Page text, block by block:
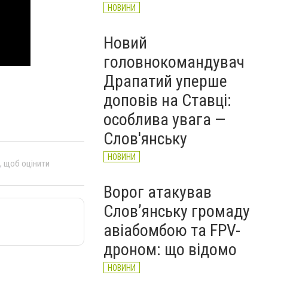
, щоб оцінити
НОВИНИ
Новий
головнокомандувач
Драпатий уперше
доповів на Ставці:
особлива увага —
Слов'янську
НОВИНИ
Ворог атакував
Слов’янську громаду
авіабомбою та FPV-
дроном: що відомо
НОВИНИ